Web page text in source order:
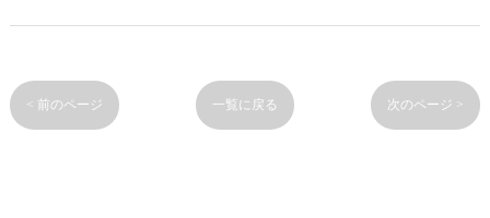
< 前のページ 一覧に戻る 次のページ >